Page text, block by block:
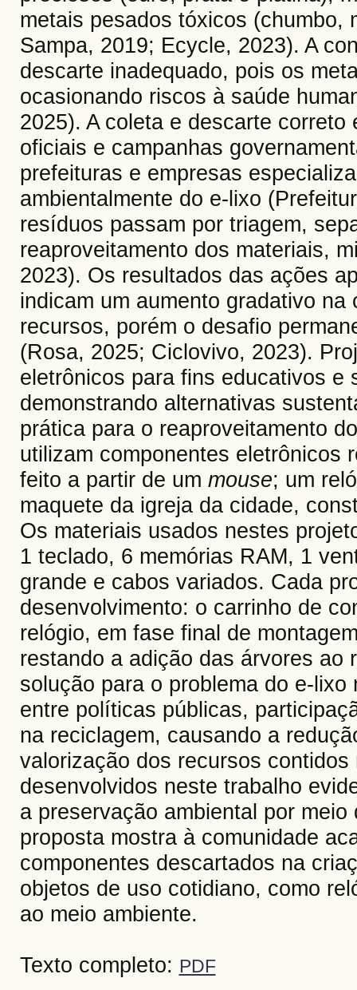
metais pesados ​​tóxicos (chumbo,
Sampa, 2019; Ecycle, 2023). A
descarte inadequado, pois os
ocasionando riscos à saúde
2025). A coleta e descarte
oficiais e campanhas
prefeituras e empresas
ambientalmente do e-lixo
resíduos passam por triagem,
reaproveitamento dos materiais,
2023). Os resultados das ações
indicam um aumento gradativo
recursos, porém o desafio
(Rosa, 2025; Ciclovivo, 2023).
eletrônicos para fins educativos e
demonstrando alternativas
prática para o reaproveitamento
utilizam componentes eletrônicos
feito a partir de um mouse; um
maquete da igreja da cidade,
Os materiais usados ​​nestes
1 teclado, 6 memórias RAM, 1
grande e cabos variados. Cada
desenvolvimento: o carrinho de
relógio, em fase final de
restando a adição das árvores ao
solução para o problema do e-
entre políticas públicas,
na reciclagem, causando a
valorização dos recursos
desenvolvidos neste trabalho
a preservação ambiental por
proposta mostra à comunidade
componentes descartados na
objetos de uso cotidiano, como
ao meio ambiente.
Texto completo: PDF